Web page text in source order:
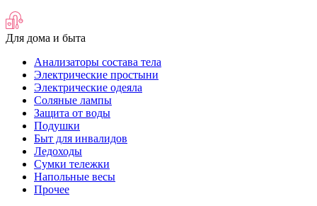
Для дома и быта
Анализаторы состава тела
Электрические простыни
Электрические одеяла
Соляные лампы
Защита от воды
Подушки
Быт для инвалидов
Ледоходы
Сумки тележки
Напольные весы
Прочее